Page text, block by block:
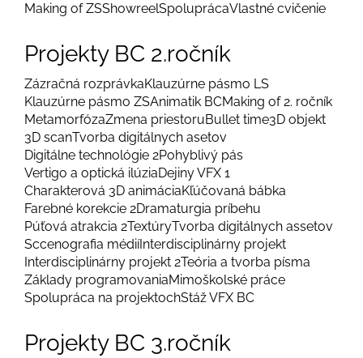
Making of ZSShowreelSpoluprácaVlastné cvičenie
Projekty BC 2.ročník
Zázračná rozprávkaKlauzúrne pásmo LS
Klauzúrne pásmo ZSAnimatik BCMaking of 2. ročník
MetamorfózaZmena priestoruBullet time3D objekt
3D scanTvorba digitálnych asetov
Digitálne technológie 2Pohyblivý pás
Vertigo a optická ilúziaDejiny VFX 1
Charakterová 3D animáciaKľúčovaná bábka
Farebné korekcie 2Dramaturgia príbehu
Púťová atrakcia 2TextúryTvorba digitálnych assetov
Sccenografia médiíInterdisciplinárny projekt
Interdisciplinárny projekt 2Teória a tvorba písma
Základy programovaniaMimoškolské práce
Spolupráca na projektochStáž VFX BC
Projekty BC 3.ročník